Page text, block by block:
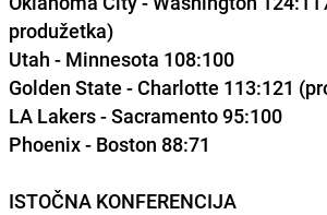
produžetka)
Utah - Minnesota 108:100
Golden State -Charlotte 113:121
LA Lakers -Sacramento95:100
Phoenix- Boston 88:71
ISTOČNA KONFERENCIJA